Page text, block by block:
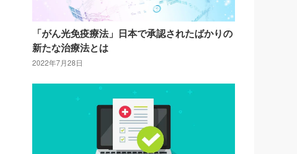
「がん光免疫療法」日本で承認されたばかりの
新たな治療法とは
2022年7月28日